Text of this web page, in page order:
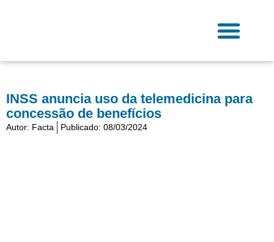
INSS anuncia uso da telemedicina para
concessão de benefícios
Autor: Facta Publicado: 08/03/2024